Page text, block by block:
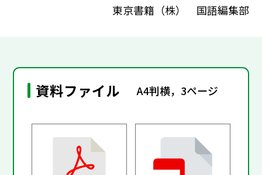
東京書籍（株） 国語編集部
資料ファイル A4判横，3ページ